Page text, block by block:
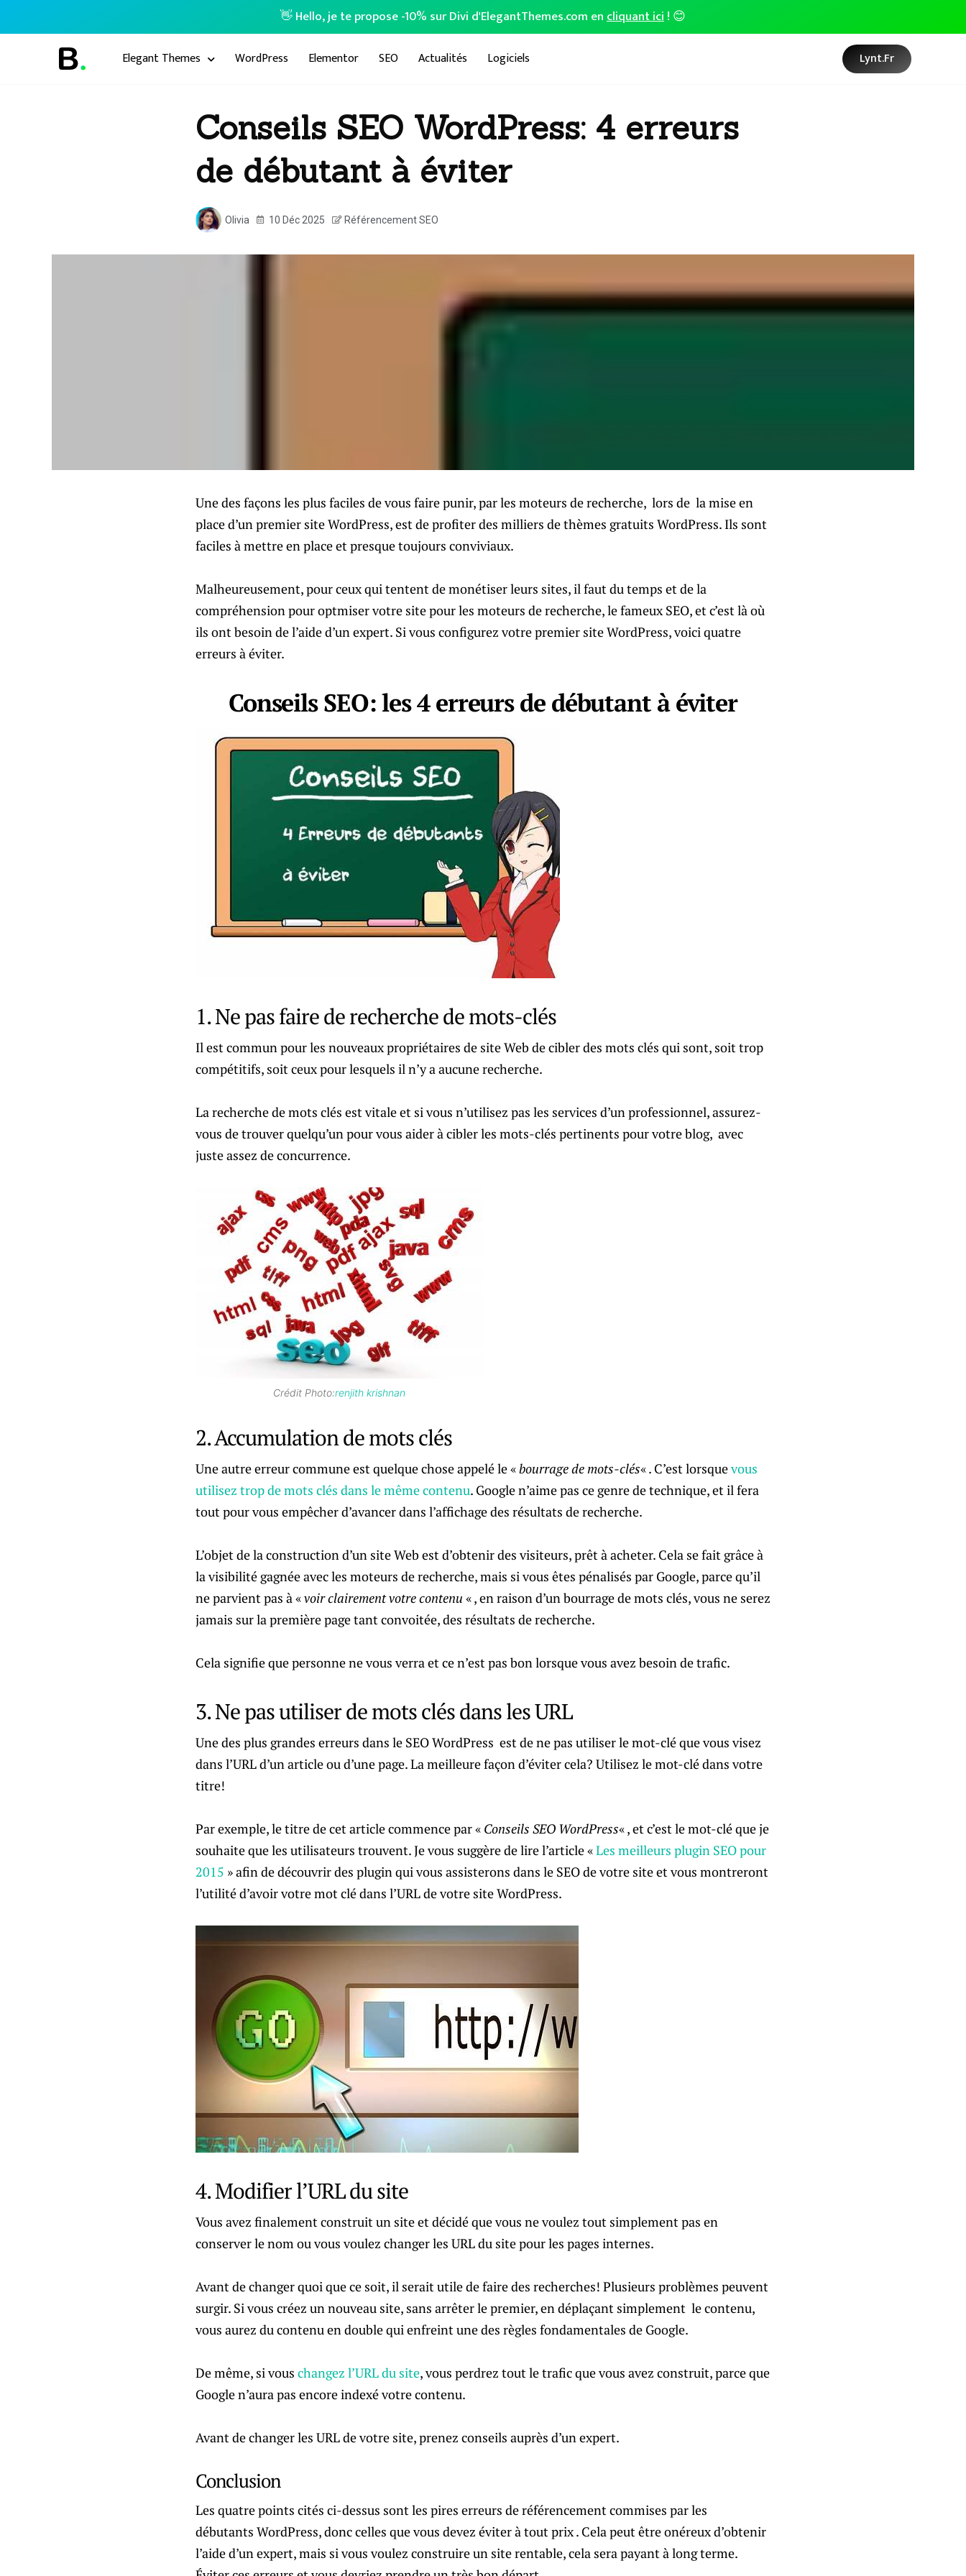
👋 Hello, je te propose -10% sur Divi d'ElegantThemes.com encliquant ici! 😊
Elegant Themes WordPress Elementor SEO Actualités Logiciels Lynt.fr
Conseils SEO WordPress: 4 erreurs
de débutant à éviter
Olivia 10 Déc 2025 Référencement SEO
Une des façons les plus faciles de vous faire punir, par les moteurs de recherche, lors de la mise en
place d’un premier site WordPress, est de profiter des milliers de thèmes gratuits WordPress. Ils sont
faciles à mettre en place et presque toujours conviviaux.
Malheureusement, pour ceux qui tentent de monétiser leurs sites, il faut du temps et de la
compréhension pour optmiser votre site pour les moteurs de recherche, le fameux SEO, et c’est là où
ils ont besoin de l’aide d’un expert. Si vous configurez votre premier site WordPress, voici quatre
erreurs à éviter.
Conseils SEO: les 4 erreurs de débutant à éviter
1. Ne pas faire de recherche de mots-clés
Il est commun pour les nouveaux propriétaires de site Web de cibler des mots clés qui sont, soit trop
compétitifs, soit ceux pour lesquels il n’y a aucune recherche.
La recherche de mots clés est vitale et si vous n’utilisez pas les services d’un professionnel, assurez-
vous de trouver quelqu’un pour vous aider à cibler les mots-clés pertinents pour votre blog, avec
juste assez de concurrence.
Crédit Photo:renjith krishnan
2. Accumulation de mots clés
Une autre erreur commune est quelque chose appelé le «bourrage de mots-clés« . C’est lorsquevous
utilisez trop de mots clés dans le même contenu. Google n’aime pas ce genre de technique, et il fera
tout pour vous empêcher d’avancer dans l’affichage des résultats de recherche.
L’objet de la construction d’un site Web est d’obtenir des visiteurs, prêt à acheter. Cela se fait grâce à
la visibilité gagnée avec les moteurs de recherche, mais si vous êtes pénalisés par Google, parce qu’il
ne parvient pas à «voir clairement votre contenu « , en raison d’un bourrage de mots clés, vous ne serez
jamais sur la première page tant convoitée, des résultats de recherche.
Cela signifie que personne ne vous verra et ce n’est pas bon lorsque vous avez besoin de trafic.
3. Ne pas utiliser de mots clés dans les URL
Une des plus grandes erreurs dans le SEO WordPress est de ne pas utiliser le mot-clé que vous visez
dans l’URL d’un article ou d’une page. La meilleure façon d’éviter cela? Utilisez le mot-clé dans votre
titre!
Par exemple, le titre de cet article commence par « Conseils SEO WordPress« , et c’est le mot-clé que je
souhaite que les utilisateurs trouvent. Je vous suggère de lire l’article «Les meilleurs plugin SEO pour
2015 » afin de découvrir des plugin qui vous assisterons dans le SEO de votre site et vous montreront
l’utilité d’avoir votre mot clé dans l’URL de votre site WordPress.
4. Modifier l’URL du site
Vous avez finalement construit un site et décidé que vous ne voulez tout simplement pas en
conserver le nom ou vous voulez changer les URL du site pour les pages internes.
Avant de changer quoi que ce soit, il serait utile de faire des recherches! Plusieurs problèmes peuvent
surgir. Si vous créez un nouveau site, sans arrêter le premier, en déplaçant simplement le contenu,
vous aurez du contenu en double qui enfreint une des règles fondamentales de Google.
De même, si vous changez l’URL du site, vous perdrez tout le trafic que vous avez construit, parce que
Google n’aura pas encore indexé votre contenu.
Avant de changer les URL de votre site, prenez conseils auprès d’un expert.
Conclusion
Les quatre points cités ci-dessus sont les pires erreurs de référencement commises par les
débutants WordPress, donc celles que vous devez éviter à tout prix . Cela peut être onéreux d’obtenir
l’aide d’un expert, mais si vous voulez construire un site rentable, cela sera payant à long terme.